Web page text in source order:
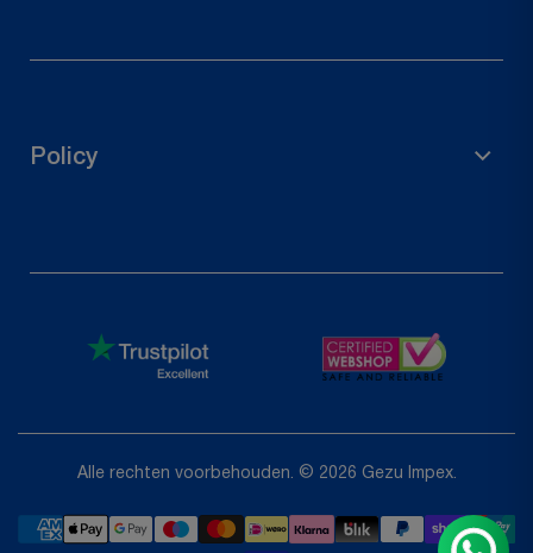
Herroepingsrecht
Policy
Privacybeleid
Servicevoorwaarden
Alle rechten voorbehouden. © 2026 Gezu Impex.